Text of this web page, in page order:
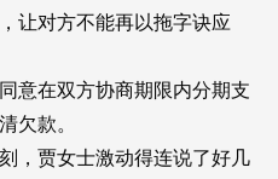
让对方不能再以拖字诀应
在双方协商期限内分期支
欠款。
贾女士激动得连说了好几